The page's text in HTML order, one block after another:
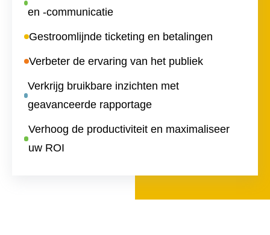
en -communicatie
Gestroomlijnde ticketing en betalingen
Verbeter de ervaring van het publiek
Verkrijg bruikbare inzichten met
geavanceerde rapportage
Verhoog de productiviteit en maximaliseer
uw ROI